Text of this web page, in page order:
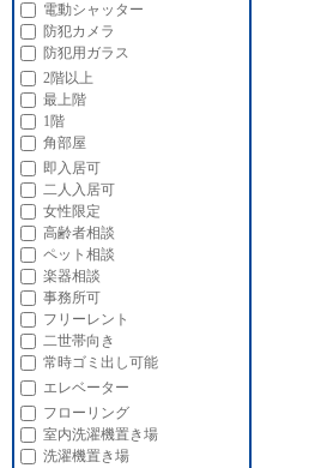
電動シャッター
防犯カメラ
防犯用ガラス
2階以上
最上階
1階
角部屋
即入居可
二人入居可
女性限定
高齢者相談
ペット相談
楽器相談
事務所可
フリーレント
二世帯向き
常時ゴミ出し可能
エレベーター
フローリング
室内洗濯機置き場
洗濯機置き場